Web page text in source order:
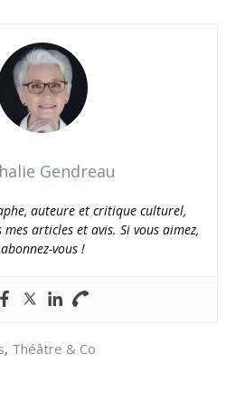
Gendreau
auteure et critique culturel,
articles et avis. Si vous aimez,
abonnez-vous !
, Théâtre & Co